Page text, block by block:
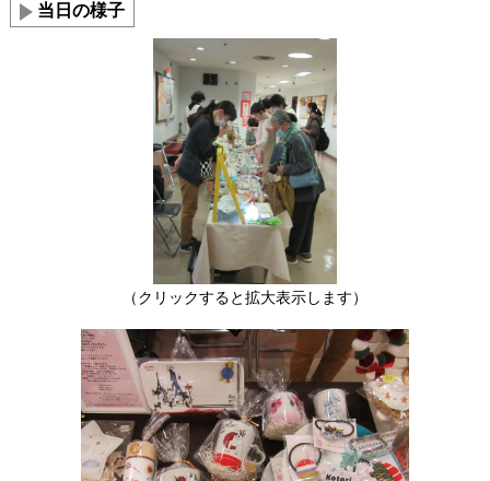
当日の様子
（クリックすると拡大表示します）